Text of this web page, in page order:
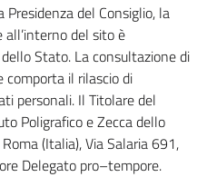
del Consiglio, la
del sito è
Stato. La consultazione di
comporta il rilascio di
personali. Il Titolare del
Poligrafico e Zecca dello
(Italia), Via Salaria 691,
Delegato pro–tempore.